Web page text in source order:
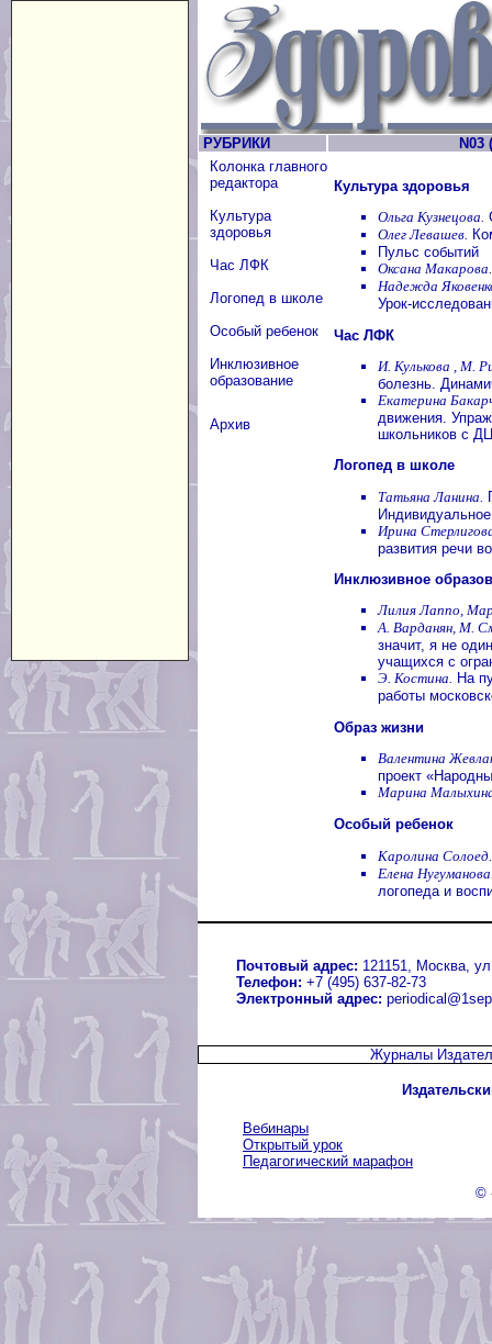
РУБРИКИ
N03
Колонка главного
редактора
Культура
здоровья
Час ЛФК
Логопед в школе
Особый ребенок
Инклюзивное
образование
Архив
Культура здоровья
Ольга Кузнецова.
Олег Левашев.
Пульс событий
Оксана Макарова.
Надежда
Урок-
Час ЛФК
И. Кулькова , М.
болезнь.
Екатерина
движения.
школьников с
Логопед в школе
Татьяна Ланина.
Ирина
развития речи
Инклюзивное
Лилия Лаппо,
А. Варданян, М.
значит, я не
учащихся с
Э. Костина. На
работы
Образ жизни
Валентина
проект
Марина
Особый ребенок
Каролина Солоед.
Елена
логопеда и
Почтовый адрес: 121151, Москва,
Телефон: +7 (495) 637-82-73
Электронный адрес:
Журналы
Вебинары
Открытый урок
Педагогический марафон
©